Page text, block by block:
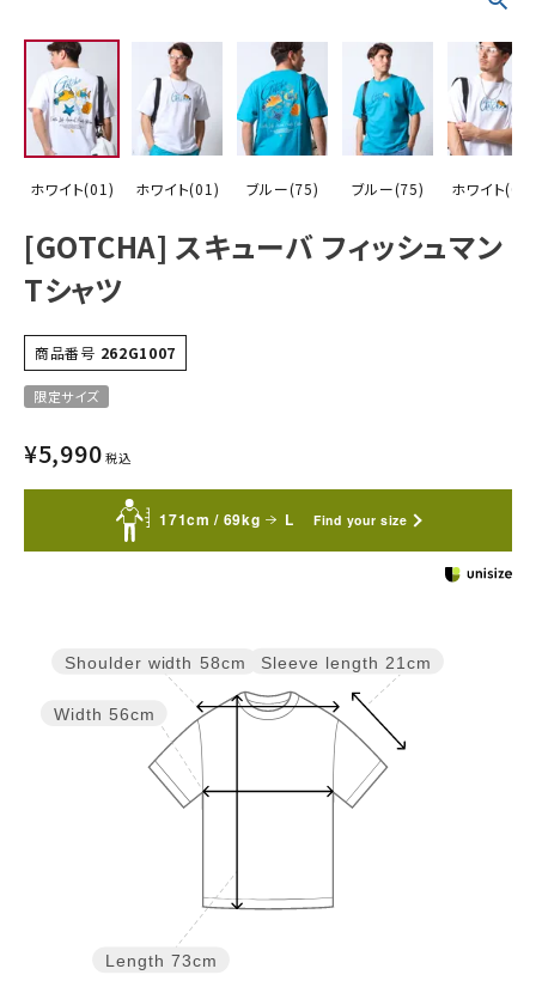
ホワイト(01) ホワイト(01) ブルー(75) ブルー(75) ホワイト(01)
[GOTCHA] スキューバ フィッシュマン
Tシャツ
商品番号 262G1007
限定サイズ
¥5,990 税込
171cm / 69kg L Find your size
Sleeve length 21cm
Length 73cm
Width 56cm
Shoulder width 58cm